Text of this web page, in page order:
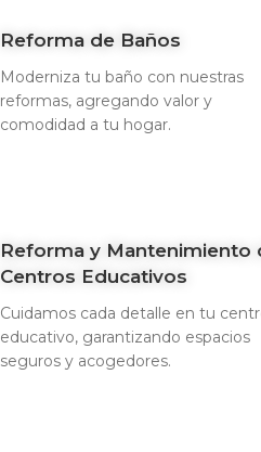
Reforma de Baños
Moderniza tu baño con nuestras
reformas, agregando valor y
comodidad a tu hogar.
Reforma y Mantenimiento
Centros Educativos
Cuidamos cada detalle en tu
educativo, garantizando espacios
seguros y acogedores.